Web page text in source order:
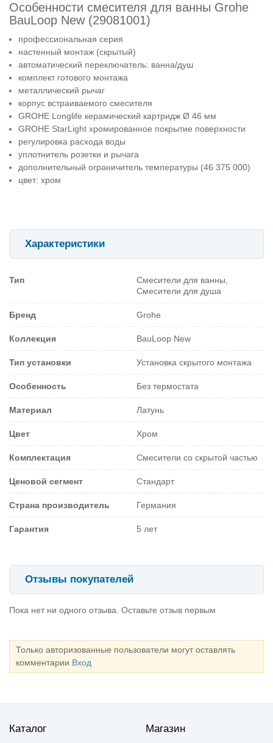
Особенности смесителя для ванны Grohe
BauLoop New (29081001)
профессиональная серия
настенный монтаж (скрытый)
автоматический переключатель: ванна/душ
комплект готового монтажа
металлический рычаг
корпус встраиваемого смесителя
GROHE Longlife керамический картридж Ø 46 мм
GROHE StarLight хромированное покрытие поверхности
регулировка расхода воды
уплотнитель розетки и рычага
дополнительный ограничитель температуры (46 375 000)
цвет: хром
Характеристики
Тип
Смесители для ванны,
Смесители для душа
Бренд Grohe
Коллекция BauLoop New
Тип установки Установка скрытого монтажа
Особенность Без термостата
Материал Латунь
Цвет Хром
Комплектация Смесители со скрытой частью
Ценовой сегмент Стандарт
Страна производитель Германия
Гарантия 5 лет
Отзывы покупателей
Пока нет ни одного отзыва. Оставьте отзыв первым
Только авторизованные пользователи могут оставлять
комментарии Вход
Каталог Магазин